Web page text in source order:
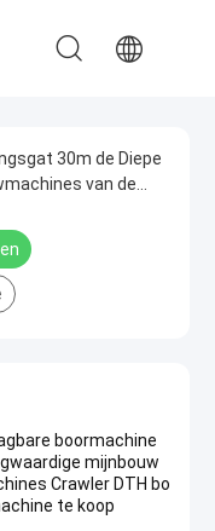
30m de Diepe
van de
boormachine
mijnbouw
Crawler DTH bo
te koop